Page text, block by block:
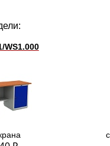
WS1.000